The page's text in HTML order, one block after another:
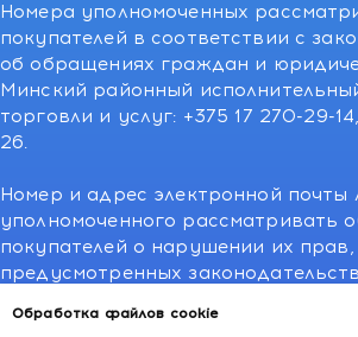
Обработка файлов cookie
Номера уполномоченных
покупателей в соответствии с
об обращениях граждан и
Минский районный
торговли и услуг: +375 17 270-29-
26.
Номер и адрес электронной почты
уполномоченного рассматривать
покупателей о нарушении их прав,
предусмотренных
операторов), info@kakvapteke.by